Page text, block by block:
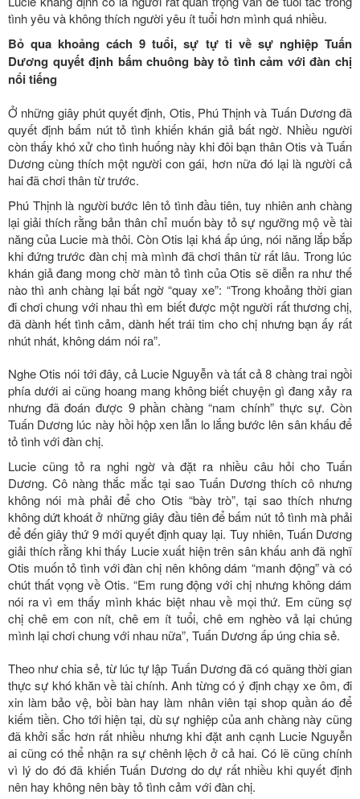
tình yêu và không thích người yêu ít tuổi hơn mình quá nhiều.
Bỏ qua khoảng cách 9 tuổi, sự tự ti về sự nghiệp Tuấn
Dương quyết định bấm chuông bày tỏ tình cảm với đàn chị
nổi tiếng
Ở những giây phút quyết định, Otis, Phú Thịnh và Tuấn Dương đã
quyết định bấm nút tỏ tình khiến khán giả bất ngờ. Nhiều người
còn thấy khó xử cho tình huống này khi đôi bạn thân Otis và Tuấn
Dương cùng thích một người con gái, hơn nữa đó lại là người cả
hai đã chơi thân từ trước.
Phú Thịnh là người bước lên tỏ tình đầu tiên, tuy nhiên anh chàng
lại giải thích rằng bản thân chỉ muốn bày tỏ sự ngưỡng mộ về tài
năng của Lucie mà thôi. Còn Otis lại khá ấp úng, nói năng lắp bắp
khi đứng trước đàn chị mà mình đã chơi thân từ rất lâu. Trong lúc
khán giả đang mong chờ màn tỏ tình của Otis sẽ diễn ra như thế
nào thì anh chàng lại bất ngờ “quay xe”: “Trong khoảng thời gian
đi chơi chung với nhau thì em biết được một người rất thương chị,
đã dành hết tình cảm, dành hết trái tim cho chị nhưng bạn ấy rất
nhút nhát, không dám nói ra”.
Nghe Otis nói tới đây, cả Lucie Nguyễn và tất cả 8 chàng trai ngồi
phía dưới ai cũng hoang mang không biết chuyện gì đang xảy ra
nhưng đã đoán được 9 phần chàng “nam chính” thực sự. Còn
Tuấn Dương lúc này hồi hộp xen lẫn lo lắng bước lên sân khấu để
tỏ tình với đàn chị.
Lucie cũng tỏ ra nghi ngờ và đặt ra nhiều câu hỏi cho Tuấn
Dương. Cô nàng thắc mắc tại sao Tuấn Dương thích cô nhưng
không nói mà phải để cho Otis “bày trò”, tại sao thích nhưng
không dứt khoát ở những giây đầu tiên để bấm nút tỏ tình mà phải
để đến giây thứ 9 mới quyết định quay lại. Tuy nhiên, Tuấn Dương
giải thích rằng khi thấy Lucie xuất hiện trên sân khấu anh đã nghĩ
Otis muốn tỏ tình với đàn chị nên không dám “manh động” và có
chút thất vọng về Otis. “Em rung động với chị nhưng không dám
nói ra vì em thấy mình khác biệt nhau về mọi thứ. Em cũng sợ
chị chê em con nít, chê em ít tuổi, chê em nghèo vả lại chúng
mình lại chơi chung với nhau nữa”, Tuấn Dương ấp úng chia sẻ.
Theo như chia sẻ, từ lúc tự lập Tuấn Dương đã có quãng thời gian
thực sự khó khăn về tài chính. Anh từng có ý định chạy xe ôm, đi
xin làm bảo vệ, bồi bàn hay làm nhân viên tại shop quần áo để
kiếm tiền. Cho tới hiện tại, dù sự nghiệp của anh chàng này cũng
đã khởi sắc hơn rất nhiều nhưng khi đặt anh cạnh Lucie Nguyễn
ai cũng có thể nhận ra sự chênh lệch ở cả hai. Có lẽ cũng chính
vì lý do đó đã khiến Tuấn Dương do dự rất nhiều khi quyết định
nên hay không nên bày tỏ tình cảm với đàn chị.